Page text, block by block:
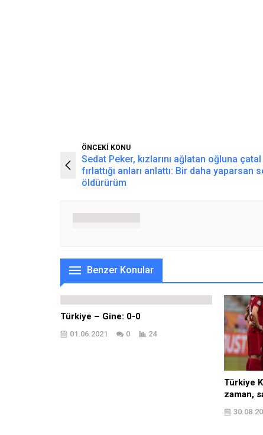
ÖNCEKİ KONU
Sedat Peker, kızlarını ağlatan oğluna çatal
fırlattığı anları anlattı: Bir daha yaparsan
öldürürüm
Benzer Konular
Türkiye – Gine: 0-0
01.06.2021 0 24
Türkiye
zaman,